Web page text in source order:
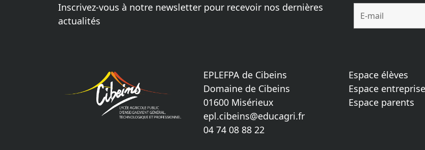
Inscrivez-vous à notre newsletter pour recevoir nos dernières
actualités
EPLEFPA de Cibeins
Domaine de Cibeins
01600 Misérieux
epl.cibeins@educagri.fr
04 74 08 88 22
Espace élèves
Espace
Espace parents